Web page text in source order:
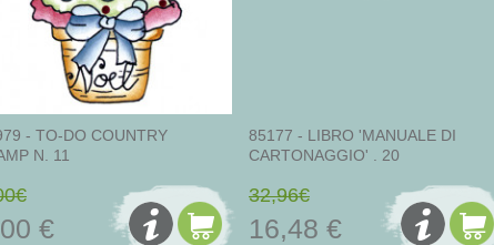
- TO-DO COUNTRY
N. 11
€
85177 - LIBRO 'MANUALE DI
CARTONAGGIO' . 20
32,96€
16,48 €